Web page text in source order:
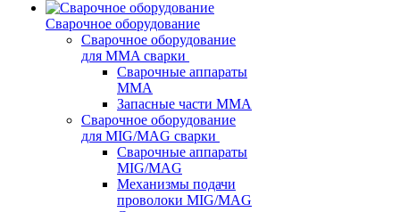
Сварочное оборудование
Сварочное оборудование
для MMA сварки
Сварочные аппараты
MMA
Запасные части MMA
Сварочное оборудование
для MIG/MAG сварки
Сварочные аппараты
MIG/MAG
Механизмы подачи
проволоки MIG/MAG